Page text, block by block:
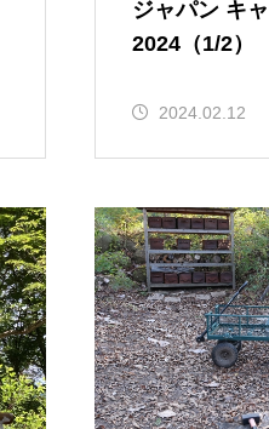
ジャパン キ
2024（1/2）
2024.02.12